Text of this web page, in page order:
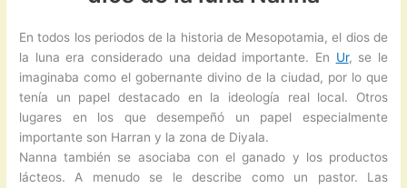
En todos los periodos de la historia de Mesopotamia, el dios de
la luna era considerado una deidad importante. En Ur, se le
imaginaba como el gobernante divino de la ciudad, por lo que
tenía un papel destacado en la ideología real local. Otros
lugares en los que desempeñó un papel especialmente
importante son Harran y la zona de Diyala.
Nanna también se asociaba con el ganado y los productos
lácteos. A menudo se le describe como un pastor. Las